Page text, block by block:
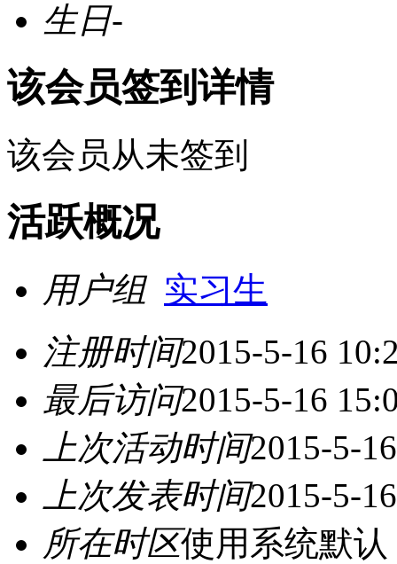
生日-
该会员签到详情
该会员从未签到
活跃概况
用户组 实习生
注册时间2015-5-16
最后访问2015-5-16
上次活动时间2015-5-
上次发表时间2015-5-
所在时区使用系统默认